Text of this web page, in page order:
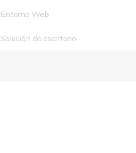
Entorno Web
Solución de escritorio